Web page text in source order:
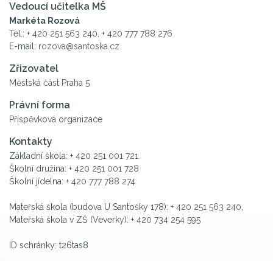
Vedoucí učitelka MŠ
Markéta Rozová
Tel.: + 420 251 563 240 + 420 777 788 276
E-mail: rozova@santoska.cz
Zřizovatel
Městská část Praha 5
Právní forma
Příspěvková organizace
Kontakty
Základní škola: + 420 251 001 721
Školní družina: + 420 251 001 728
Školní jídelna: + 420 777 788 274
Mateřská škola (budova U Santošky 178): + 420 251 563 240
Mateřská škola v ZŠ (Veverky): + 420 734 254 595
ID schránky: t26tas8